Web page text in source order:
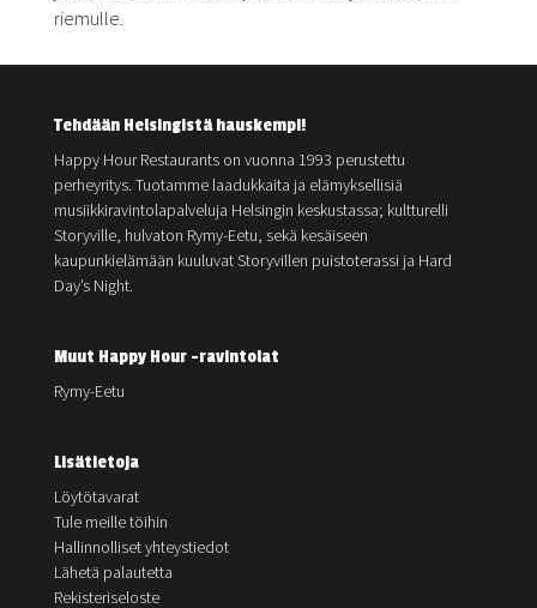
riemulle.
Tehdään Helsingistä hauskempi!
Happy Hour Restaurants on vuonna 1993 perustettu
perheyritys. Tuotamme laadukkaita ja elämyksellisiä
musiikkiravintolapalveluja Helsingin keskustassa; kultturelli
Storyville, hulvaton Rymy-Eetu, sekä kesäiseen
kaupunkielämään kuuluvat Storyvillen puistoterassi ja Hard
Day’s Night.
Muut Happy Hour -ravintolat
Rymy-Eetu
Lisätietoja
Löytötavarat
Tule meille töihin
Hallinnolliset yhteystiedot
Lähetä palautetta
Rekisteriseloste